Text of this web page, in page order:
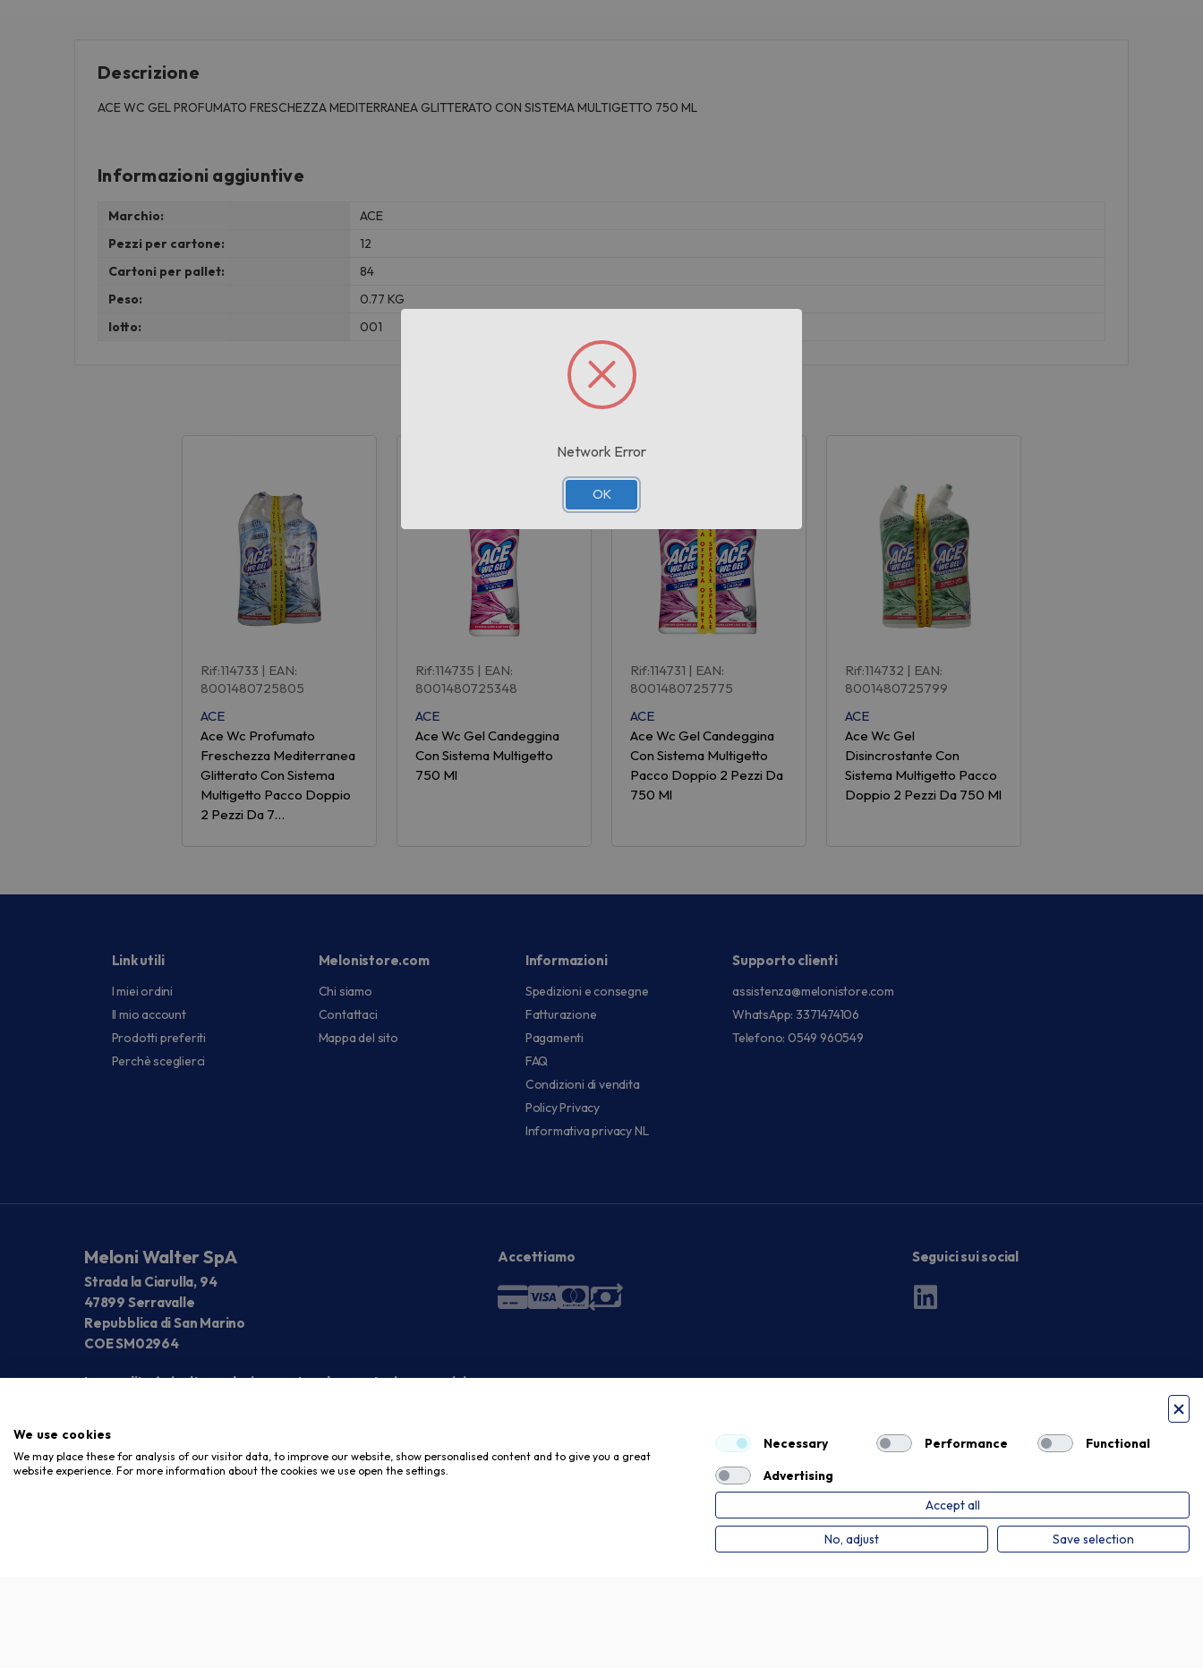
Descrizione
ACE WC GEL PROFUMATO FRESCHEZZA MEDITERRANEA GLITTERATO CON SISTEMA MULTIGETTO 750 ML
Informazioni aggiuntive
Marchio:
ACE
Pezzi per cartone:
12
Cartoni per pallet:
84
Peso:
0.77 KG
lotto:
001
Prodotti correlati
Rif:114733 | EAN:
8001480725805
ACE
Ace Wc Profumato
Freschezza Mediterranea
Glitterato Con Sistema
Multigetto Pacco Doppio
2 Pezzi Da 7…
Rif:114735 | EAN:
8001480725348
ACE
Ace Wc Gel Candeggina
Con Sistema Multigetto
750 Ml
Rif:114731 | EAN:
8001480725775
ACE
Ace Wc Gel Candeggina
Con Sistema Multigetto
Pacco Doppio 2 Pezzi Da
750 Ml
Rif:114732 | EAN:
8001480725799
ACE
Ace Wc Gel
Disincrostante Con
Sistema Multigetto Pacco
Doppio 2 Pezzi Da 750 Ml
Link utili
I miei ordini
Il mio account
Prodotti preferiti
Perchè sceglierci
Melonistore.com
Chi siamo
Contattaci
Mappa del sito
Informazioni
Spedizioni e consegne
Fatturazione
Pagamenti
FAQ
Condizioni di vendita
Policy Privacy
Informativa privacy NL
Supporto clienti
assistenza@melonistore.com
WhatsApp: 3371474106
Telefono: 0549 960549
Meloni Walter SpA
Strada la Ciarulla, 94
47899 Serravalle
Repubblica di San Marino
COE SM02964
La vendita è rivolta esclusivamente ad operatori economici
Accettiamo Seguici sui social
Privacy Policy
We use cookies
We may place these for analysis of our visitor data, to improve our website, show personalised content and to give you a great
website experience. For more information about the cookies we use open the settings.
Necessary Performance
Functional
Advertising
Accept all
No, adjust Save selection
Network Error
OK